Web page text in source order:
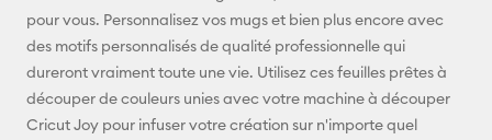
Pinterest
Facebook
pour vous. Personnalisez vos mugs et bien plus encore avec
des motifs personnalisés de qualité professionnelle qui
dureront vraiment toute une vie. Utilisez ces feuilles prêtes à
découper de couleurs unies avec votre machine à découper
Cricut Joy pour infuser votre création sur n'importe quel